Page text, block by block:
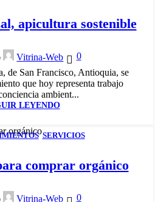
apicultura sostenible
Vitrina-Web
0
de San Francisco, Antioquia, se
que hoy representa trabajo
ambient...
LEYENDO
,SERVICIOS
comprar orgánico
Vitrina-Web
0